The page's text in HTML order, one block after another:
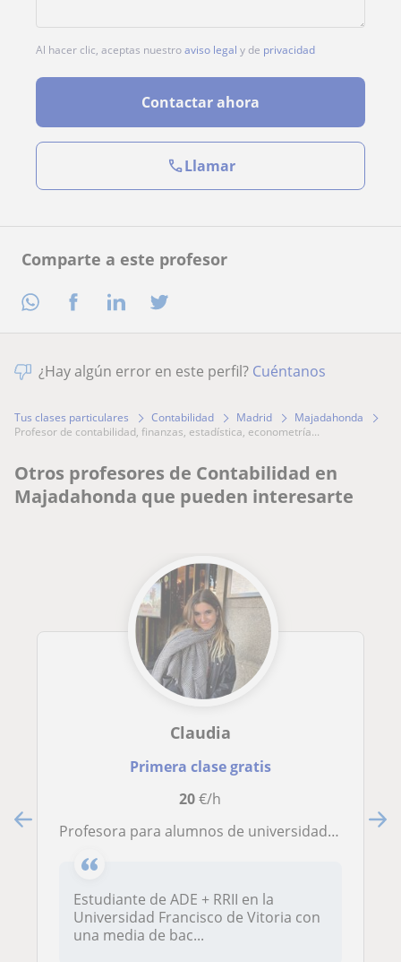
Comparte a este profesor
Al hacer clic, aceptas nuestroaviso legal y de privacidad
Contactar ahora
Llamar
¿Hay algún error en este perfil? Cuéntanos
Tus clases particulares Contabilidad Madrid
Majadahonda
profesor de contabilidad, finanzas, estadística, econometría...
Otros profesores de Contabilidad en
Majadahonda que pueden interesarte
Claudia
Primera clase gratis
20€/h
Profesora para alumnos de universidad centrado en ADE o económicas, que necesiten ayuda con las asignaturas de la carrera
Estudiante de ADE + RRII en la
Universidad Francisco de Vitoria con
una media de bac...